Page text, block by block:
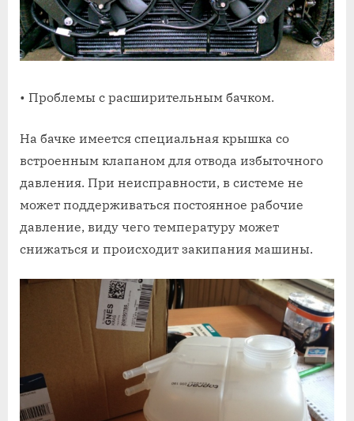
• Проблемы с расширительным бачком.
На бачке имеется специальная крышка со
встроенным клапаном для отвода избыточного
давления. При неисправности, в системе не
может поддерживаться постоянное рабочие
давление, виду чего температуру может
снижаться и происходит закипания машины.